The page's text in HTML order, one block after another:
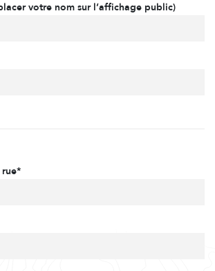
votre nom sur l’affichage public)